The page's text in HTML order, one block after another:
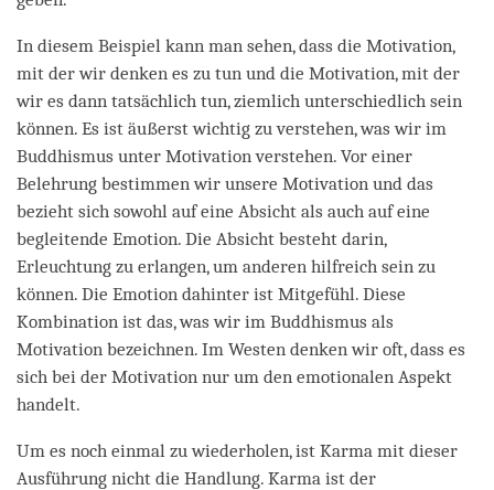
In diesem Beispiel kann man sehen, dass die Motivation,
mit der wir denken es zu tun und die Motivation, mit der
wir es dann tatsächlich tun, ziemlich unterschiedlich sein
können. Es ist äußerst wichtig zu verstehen, was wir im
Buddhismus unter Motivation verstehen. Vor einer
Belehrung bestimmen wir unsere Motivation und das
bezieht sich sowohl auf eine Absicht als auch auf eine
begleitende Emotion. Die Absicht besteht darin,
Erleuchtung zu erlangen, um anderen hilfreich sein zu
können. Die Emotion dahinter ist Mitgefühl. Diese
Kombination ist das, was wir im Buddhismus als
Motivation bezeichnen. Im Westen denken wir oft, dass es
sich bei der Motivation nur um den emotionalen Aspekt
handelt.
Um es noch einmal zu wiederholen, ist Karma mit dieser
Ausführung nicht die Handlung. Karma ist der